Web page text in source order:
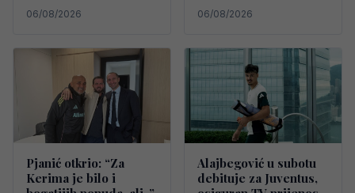
06/08/2026 06/08/2026
Pjanić otkrio: “Za
Kerima je bilo i
Alajbegović u subotu
debituje za Juventus,